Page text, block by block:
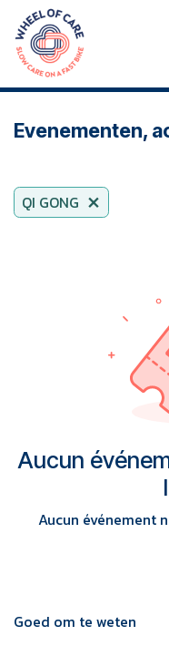
Se rendre au contenu
Evenementen,
QI GONG
Aucun
Aucun événement
Goed om te weten